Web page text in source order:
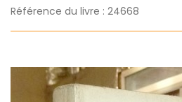
Référence du livre : 24668